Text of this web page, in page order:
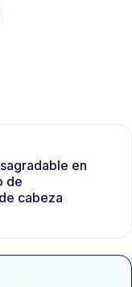
en
de
cabeza